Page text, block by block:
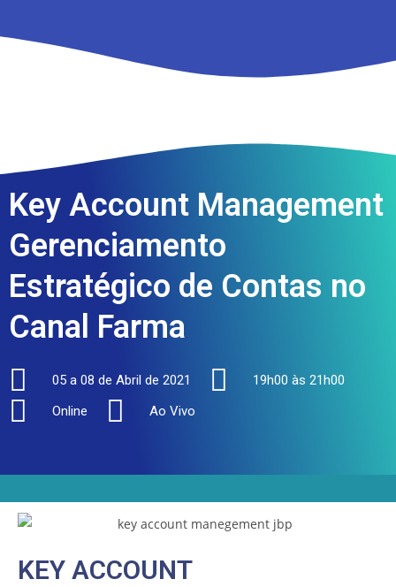
Key Account Management
Gerenciamento
Estratégico de Contas no
Canal Farma
05 a 08 de Abril de 2021
19h00 às 21h00
Online
Ao Vivo
KEY ACCOUNT